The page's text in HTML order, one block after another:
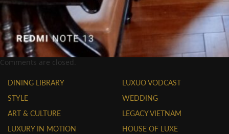
Comments are closed.
DINING LIBRARY
STYLE
ART & CULTURE
LUXURY IN MOTION
LUXUO VODCAST
WEDDING
LEGACY VIETNAM
HOUSE OF LUXE